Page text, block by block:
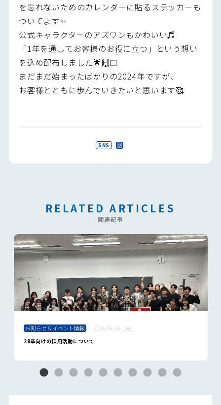
を忘れないためのカレンダーに貼るステッカーも
ついてます✨
公式キャラクターのアズワンもかわいい♬
「1年を通してお客様のお役に立つ」という想い
を込め配布しました🌟🙌🏻
まだまだ始まったばかりの2024年ですが、
お客様とともに歩んでいきたいと思います🥰
SNS
RELATED ARTICLES
関連記事
お知らせ＆イベント情報
2026.06.26（金）
28卒向けの採用活動について